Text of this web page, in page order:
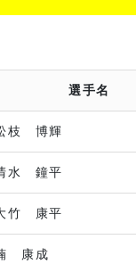
選手名
枝 博輝
水 鐘平
竹 康平
康成